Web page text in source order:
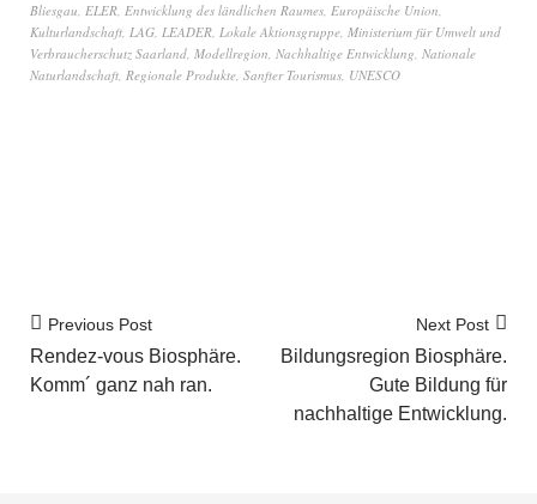
Bliesgau, ELER, Entwicklung des ländlichen Raumes, Europäische Union,
Kulturlandschaft, LAG, LEADER, Lokale Aktionsgruppe, Ministerium für Umwelt und
Verbraucherschutz Saarland, Modellregion, Nachhaltige Entwicklung, Nationale
Naturlandschaft, Regionale Produkte, Sanfter Tourismus, UNESCO
Previous Post
Rendez-vous Biosphäre.
Komm´ ganz nah ran.
Next Post
Bildungsregion Biosphäre.
Gute Bildung für
nachhaltige Entwicklung.